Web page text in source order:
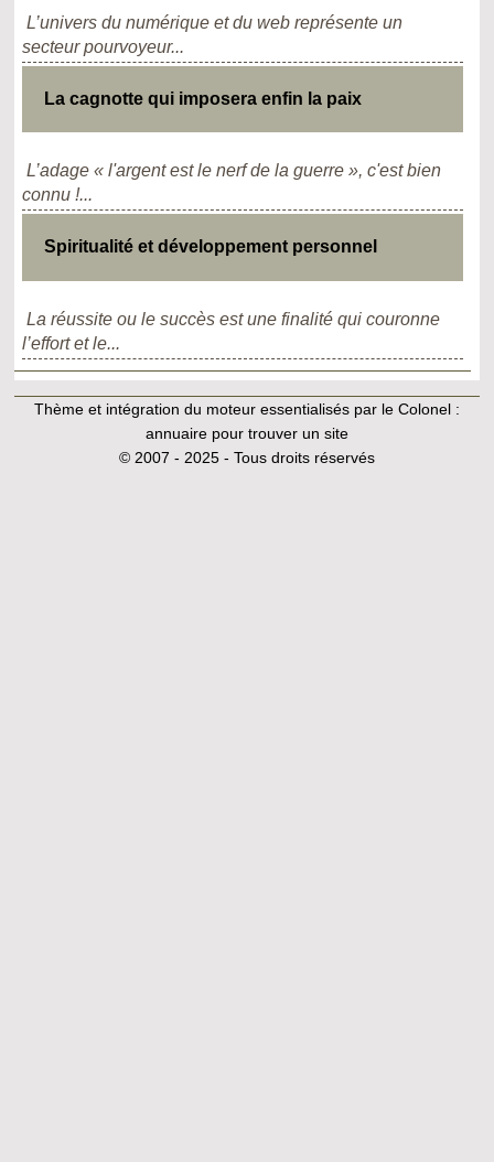
L’univers du numérique et du web représente un
secteur pourvoyeur...
La cagnotte qui imposera enfin la paix
L’adage « l'argent est le nerf de la guerre », c'est bien
connu !...
Spiritualité et développement personnel
La réussite ou le succès est une finalité qui couronne
l’effort et le...
Thème et intégration du moteur essentialisés par le Colonel :
annuaire pour trouver un site
© 2007 - 2025 - Tous droits réservés